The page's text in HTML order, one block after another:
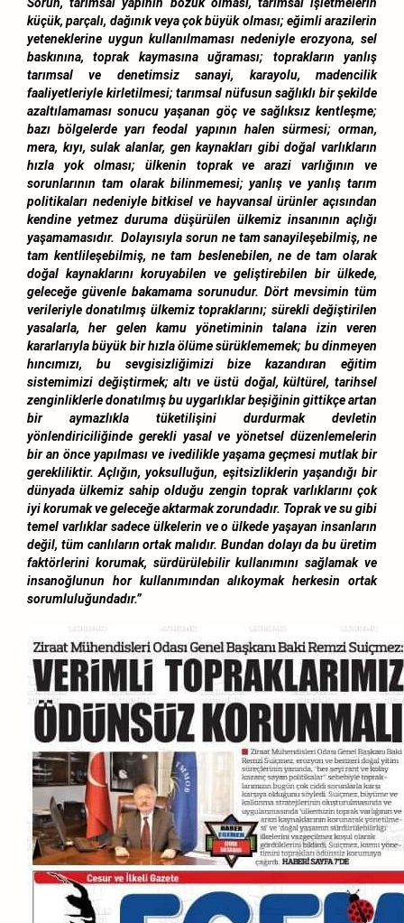
küçük, parçalı, dağınık veya çok büyük olması; eğimli arazilerin
yeteneklerine uygun kullanılmaması nedeniyle erozyona, sel
baskınına, toprak kaymasına uğraması; toprakların yanlış
tarımsal ve denetimsiz sanayi, karayolu, madencilik
faaliyetleriyle kirletilmesi; tarımsal nüfusun sağlıklı bir şekilde
azaltılamaması sonucu yaşanan göç ve sağlıksız kentleşme;
bazı bölgelerde yarı feodal yapının halen sürmesi; orman,
mera, kıyı, sulak alanlar, gen kaynakları gibi doğal varlıkların
hızla yok olması; ülkenin toprak ve arazi varlığının ve
sorunlarının tam olarak bilinmemesi; yanlış ve yanlış tarım
politikaları nedeniyle bitkisel ve hayvansal ürünler açısından
kendine yetmez duruma düşürülen ülkemiz insanının açlığı
yaşamamasıdır. Dolayısıyla sorun ne tam sanayileşebilmiş, ne
tam kentlileşebilmiş, ne tam beslenebilen, ne de tam olarak
doğal kaynaklarını koruyabilen ve geliştirebilen bir ülkede,
geleceğe güvenle bakamama sorunudur. Dört mevsimin tüm
verileriyle donatılmış ülkemiz topraklarını; sürekli değiştirilen
yasalarla, her gelen kamu yönetiminin talana izin veren
kararlarıyla büyük bir hızla ölüme sürüklememek; bu dinmeyen
hıncımızı, bu sevgisizliğimizi bize kazandıran eğitim
sistemimizi değiştirmek; altı ve üstü doğal, kültürel, tarihsel
zenginliklerle donatılmış bu uygarlıklar beşiğinin gittikçe artan
bir aymazlıkla tüketilişini durdurmak devletin
yönlendiriciliğinde gerekli yasal ve yönetsel düzenlemelerin
bir an önce yapılması ve ivedilikle yaşama geçmesi mutlak bir
gerekliliktir. Açlığın, yoksulluğun, eşitsizliklerin yaşandığı bir
dünyada ülkemiz sahip olduğu zengin toprak varlıklarını çok
iyi korumak ve geleceğe aktarmak zorundadır. Toprak ve su gibi
temel varlıklar sadece ülkelerin ve o ülkede yaşayan insanların
değil, tüm canlıların ortak malıdır. Bundan dolayı da bu üretim
faktörlerini korumak, sürdürülebilir kullanımını sağlamak ve
insanoğlunun hor kullanımından alıkoymak herkesin ortak
sorumluluğundadır.”